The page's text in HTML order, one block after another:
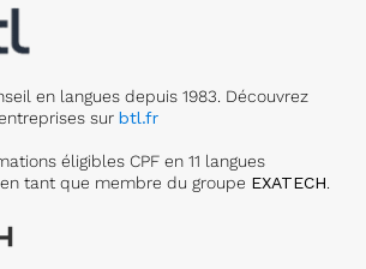
en langues depuis 1983. Découvrez
sur btl.fr
éligibles CPF en 11 langues
tant que membre du groupe EXATECH